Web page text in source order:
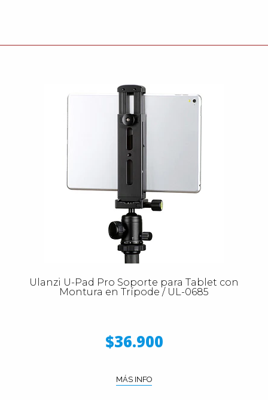
Ulanzi U-Pad Pro Soporte para Tablet con
Montura en Trípode / UL-0685
$36.900
MÁS INFO